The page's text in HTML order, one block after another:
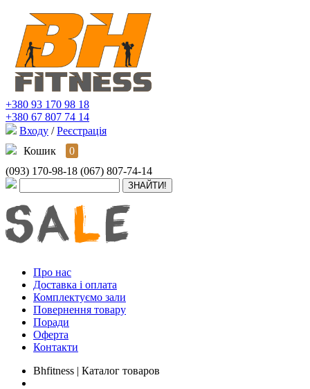
+380 93 170 98 18
+380 67 807 74 14
Входу / Реєстрація
Кошик
0
(093) 170-98-18 (067) 807-74-14
Про нас
Доставка і оплата
Комплектуємо зали
Повернення товару
Поради
Оферта
Контакти
Bhfitness | Каталог товаров